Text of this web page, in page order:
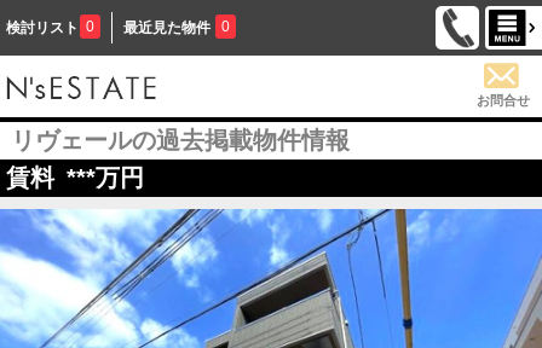
検討リスト 0 最近見た物件 0
お問合せ
リヴェールの過去掲載物件情報
賃料 ***万円